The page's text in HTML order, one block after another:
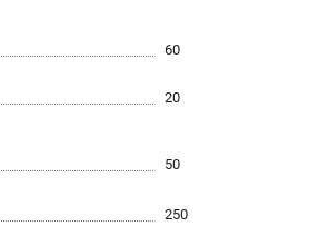
317-60-57
на сайте не является публичной
Фермы, 29АЛ
60
20
50
250